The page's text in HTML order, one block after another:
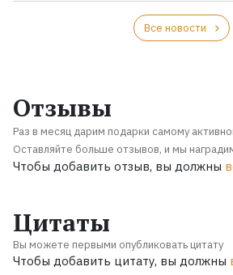
Все новости
Отзывы
Раз в месяц дарим подарки самому
Оставляйте больше отзывов, и мы
Чтобы добавить отзыв, вы должны
Цитаты
Вы можете первыми опубликовать цитату
Чтобы добавить цитату, вы должны